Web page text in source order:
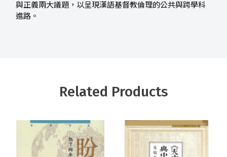
與正義兩大議題，以呈現漢語基督教倫理的公共與跨學科
進路。
Related Products